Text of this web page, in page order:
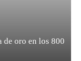
de oro en los 800